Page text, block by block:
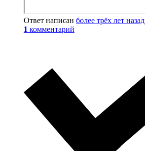
Ответ написан более трёх лет назад
1 комментарий